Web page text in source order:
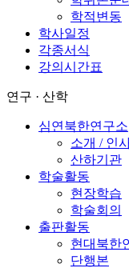
학적변동
학사일정
각종서식
강의시간표
연구 · 산학
심연북한연구소
소개 / 인
산하기관
학술활동
현장학습
학술회의
출판활동
현대북한
단행본